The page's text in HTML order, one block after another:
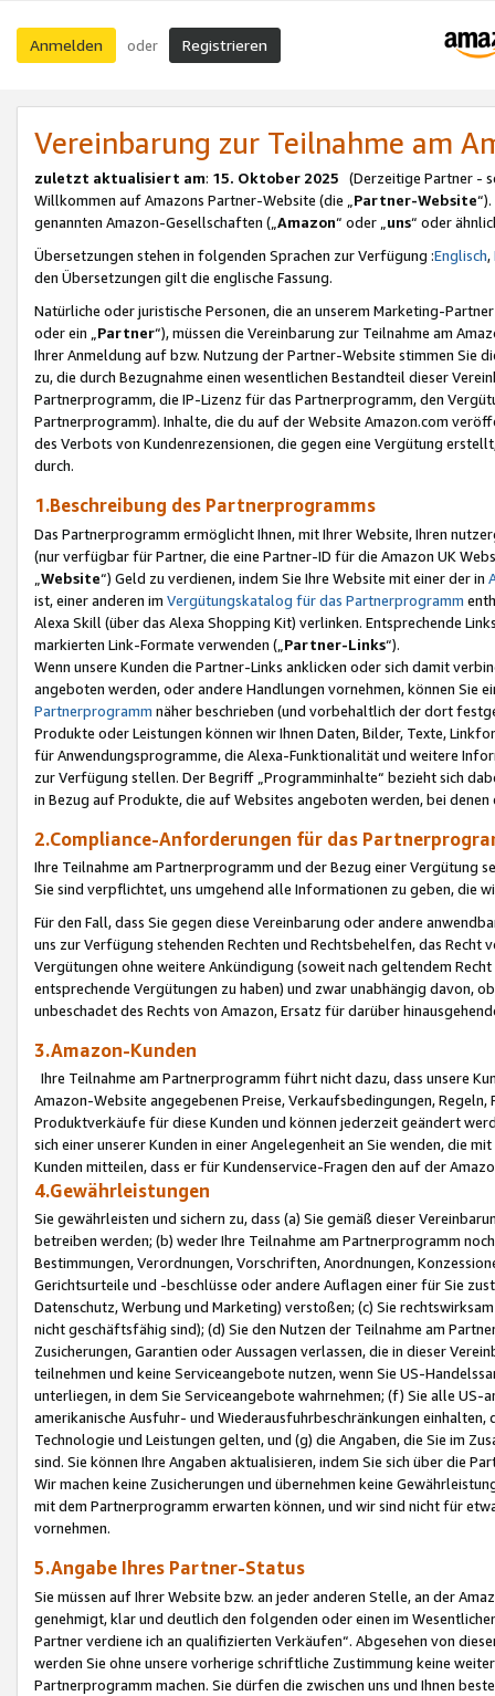
Anmelden oder Registrieren
Vereinbarung zur Teilnahme am
zuletzt aktualisiert am: 15. Oktober 2025 (Derzeitige Partner -
Willkommen auf Amazons Partner-Website (die „Partner-Website
genannten Amazon-Gesellschaften („Amazon“ oder „uns“ oder
Übersetzungen stehen in folgenden Sprachen zur Verfügung :Englisch,
den Übersetzungen gilt die englische Fassung.
Natürliche oder juristische Personen, die an unserem Marketing-
oder ein „Partner“), müssen die Vereinbarung zur Teilnahme am
Ihrer Anmeldung auf bzw. Nutzung der Partner-Website stimmen Sie
zu, die durch Bezugnahme einen wesentlichen Bestandteil dieser
Partnerprogramm, die IP-Lizenz für das Partnerprogramm, den
Partnerprogramm). Inhalte, die du auf der Website Amazon.com
des Verbots von Kundenrezensionen, die gegen eine Vergütung
durch.
1.Beschreibung des Partnerprogramms
Das Partnerprogramm ermöglicht Ihnen, mit Ihrer Website, Ihren
(nur verfügbar für Partner, die eine Partner-ID für die Amazon UK
Website“) Geld zu verdienen, indem Sie Ihre Website mit einer der in
ist, einer anderen im Vergütungskatalog für das Partnerprogramm
Alexa Skill (über das Alexa Shopping Kit) verlinken. Entsprechende
markierten Link-Formate verwenden („ Partner-Links“).
Wenn unsere Kunden die Partner-Links anklicken oder sich damit
angeboten werden, oder andere Handlungen vornehmen, können Sie
Partnerprogramm näher beschrieben (und vorbehaltlich der dort
Produkte oder Leistungen können wir Ihnen Daten, Bilder, Texte,
für Anwendungsprogramme, die Alexa-Funktionalität und weitere
zur Verfügung stellen. Der Begriff „Programminhalte“ bezieht sich
in Bezug auf Produkte, die auf Websites angeboten werden, bei
2.Compliance-Anforderungen für das
Ihre Teilnahme am Partnerprogramm und der Bezug einer Vergütung
Sie sind verpflichtet, uns umgehend alle Informationen zu geben, die
Für den Fall, dass Sie gegen diese Vereinbarung oder andere
uns zur Verfügung stehenden Rechten und Rechtsbehelfen, das
Vergütungen ohne weitere Ankündigung (soweit nach geltendem
entsprechende Vergütungen zu haben) und zwar unabhängig davon,
unbeschadet des Rechts von Amazon, Ersatz für darüber
3.Amazon-Kunden
Ihre Teilnahme am Partnerprogramm führt nicht dazu, dass unsere
Amazon-Website angegebenen Preise, Verkaufsbedingungen,
Produktverkäufe für diese Kunden und können jederzeit geändert
sich einer unserer Kunden in einer Angelegenheit an Sie wenden, die
Kunden mitteilen, dass er für Kundenservice-Fragen den auf der
4.Gewährleistungen
Sie gewährleisten und sichern zu, dass (a) Sie gemäß dieser
betreiben werden; (b) weder Ihre Teilnahme am Partnerprogramm
Bestimmungen, Verordnungen, Vorschriften, Anordnungen,
Gerichtsurteile und -beschlüsse oder andere Auflagen einer für Sie
Datenschutz, Werbung und Marketing) verstoßen; (c) Sie
nicht geschäftsfähig sind); (d) Sie den Nutzen der Teilnahme am
Zusicherungen, Garantien oder Aussagen verlassen, die in dieser
teilnehmen und keine Serviceangebote nutzen, wenn Sie US-
unterliegen, in dem Sie Serviceangebote wahrnehmen; (f) Sie alle
amerikanische Ausfuhr- und Wiederausfuhrbeschränkungen
Technologie und Leistungen gelten, und (g) die Angaben, die Sie im
sind. Sie können Ihre Angaben aktualisieren, indem Sie sich über die
Wir machen keine Zusicherungen und übernehmen keine
mit dem Partnerprogramm erwarten können, und wir sind nicht für
vornehmen.
5.Angabe Ihres Partner-Status
Sie müssen auf Ihrer Website bzw. an jeder anderen Stelle, an der
genehmigt, klar und deutlich den folgenden oder einen im
Partner verdiene ich an qualifizierten Verkäufen“. Abgesehen von
werden Sie ohne unsere vorherige schriftliche Zustimmung keine
Partnerprogramm machen. Sie dürfen die zwischen uns und Ihnen